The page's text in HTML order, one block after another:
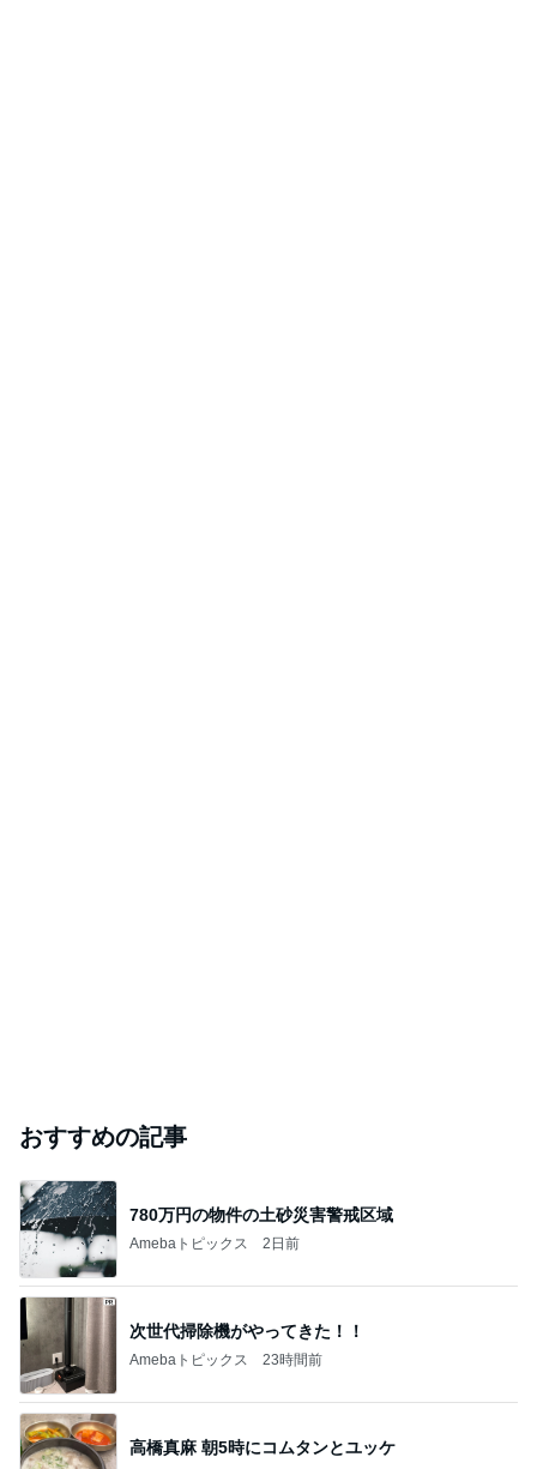
おすすめの記事
780万円の物件の土砂災害警戒区域
Amebaトピックス 2日前
次世代掃除機がやってきた！！
Amebaトピックス 23時間前
高橋真麻 朝5時にコムタンとユッケ